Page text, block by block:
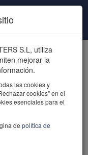
S.L, utiliza
mejorar la
las cookies y
cookies" en el
esenciales para el
de política de